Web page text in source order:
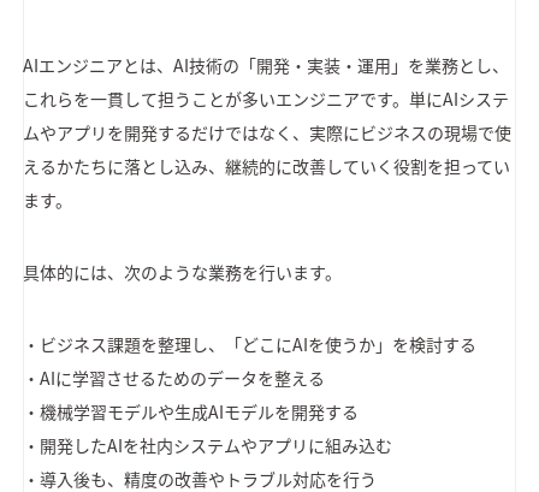
AIエンジニアとは、AI技術の「開発・実装・運用」を業務とし、
これらを一貫して担うことが多いエンジニアです。単にAIシステ
ムやアプリを開発するだけではなく、実際にビジネスの現場で使
えるかたちに落とし込み、継続的に改善していく役割を担ってい
ます。
具体的には、次のような業務を行います。
・ビジネス課題を整理し、「どこにAIを使うか」を検討する
・AIに学習させるためのデータを整える
・機械学習モデルや生成AIモデルを開発する
・開発したAIを社内システムやアプリに組み込む
・導入後も、精度の改善やトラブル対応を行う